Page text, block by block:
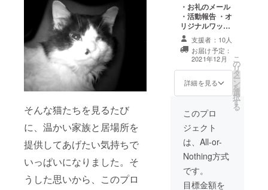
そんな猫たちを見るたび
に、温かい家族と居場所を
提供してあげたい気持ちで
いっぱいになりました。そ
うした思いから、このプロ
・お礼のメール
・活動報告 ・オ
リジナルワッペ
ン１枚を郵送に
て送付支援者：10人
お届け予定：
2021年12月
詳細を見る
こ
の
リ
タ
ー
ン
を
選
択
す
る
このプロ
ジェクト
は、All-or-
Nothing方式
です。
目標金額を